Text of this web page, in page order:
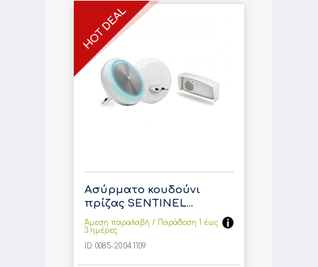
Ασύρματο κουδούνι
πρίζας SENTINEL...
Άμεση παραλαβή / Παράδoση 1 έως
3 ημέρες
ID: 0085-20.04.1109